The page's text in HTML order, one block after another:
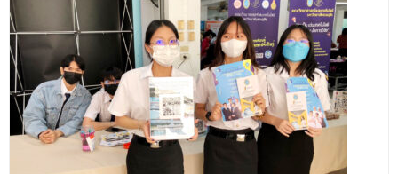
- ประวัติความเป็นมาของคณะ
- บุคลากร
- - สำนักงานคณะวิทยาศาสตร์และเทคโนโลยี
- - บุคลากรวิชาการ
- - บุคลากรสนับสนุน